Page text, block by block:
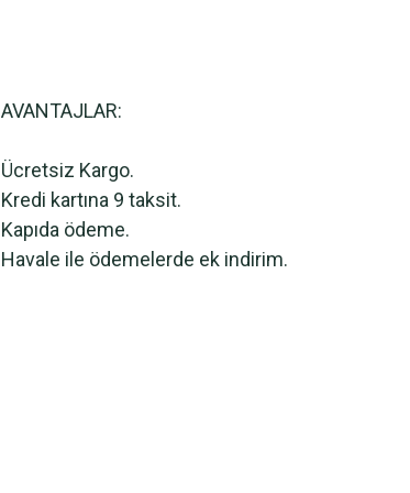
AVANTAJLAR:
Ücretsiz Kargo.
Kredi kartına 9 taksit.
Kapıda ödeme.
Havale ile ödemelerde ek indirim.